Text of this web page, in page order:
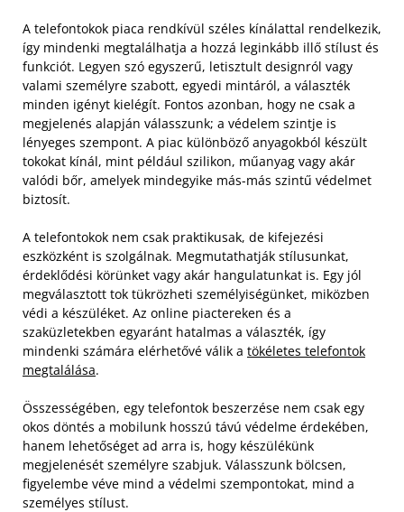
A telefontokok piaca rendkívül széles kínálattal rendelkezik,
így mindenki megtalálhatja a hozzá leginkább illő stílust és
funkciót. Legyen szó egyszerű, letisztult designról vagy
valami személyre szabott, egyedi mintáról, a választék
minden igényt kielégít. Fontos azonban, hogy ne csak a
megjelenés alapján válasszunk; a védelem szintje is
lényeges szempont. A piac különböző anyagokból készült
tokokat kínál, mint például szilikon, műanyag vagy akár
valódi bőr, amelyek mindegyike más-más szintű védelmet
biztosít.
A telefontokok nem csak praktikusak, de kifejezési
eszközként is szolgálnak. Megmutathatják stílusunkat,
érdeklődési körünket vagy akár hangulatunkat is. Egy jól
megválasztott tok tükrözheti személyiségünket, miközben
védi a készüléket. Az online piactereken és a
szaküzletekben egyaránt hatalmas a választék, így
mindenki számára elérhetővé válik a tökéletes telefontok
megtalálása.
Összességében, egy telefontok beszerzése nem csak egy
okos döntés a mobilunk hosszú távú védelme érdekében,
hanem lehetőséget ad arra is, hogy készülékünk
megjelenését személyre szabjuk. Válasszunk bölcsen,
figyelembe véve mind a védelmi szempontokat, mind a
személyes stílust.